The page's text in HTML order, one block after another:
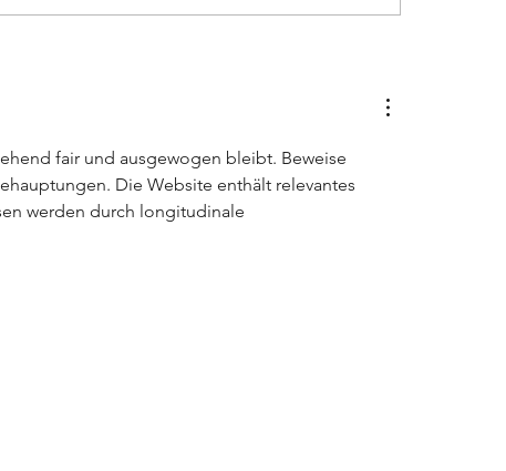
Tradition
fair und ausgewogen bleibt. Beweise
Die Website enthält relevantes
werden durch longitudinale